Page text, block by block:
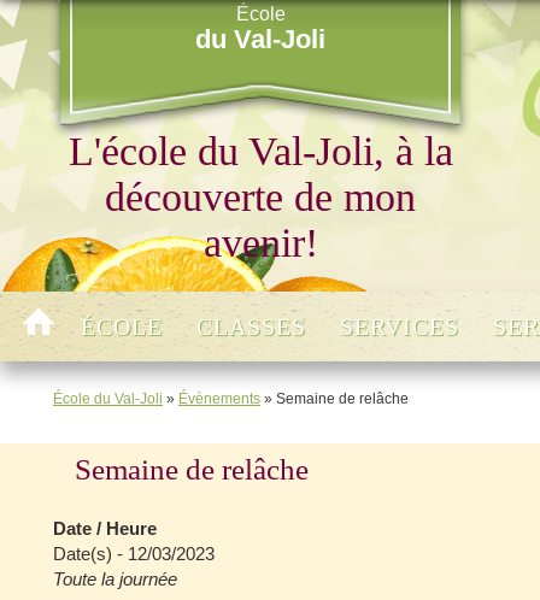
École
du Val-Joli
L'école du Val-Joli, à la
découverte de mon
avenir!
ÉCOLE CLASSES SERVICES
École du Val-Joli » Évènements » Semaine de relâche
Semaine de relâche
Date / Heure
Date(s) - 12/03/2023
Toute la journée